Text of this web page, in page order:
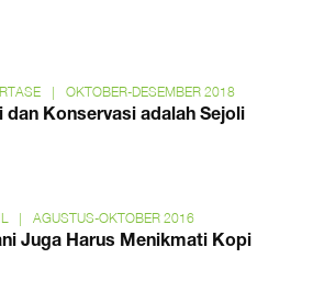
| OKTOBER-DESEMBER 2018
dan Konservasi adalah Sejoli
| AGUSTUS-OKTOBER 2016
Juga Harus Menikmati Kopi